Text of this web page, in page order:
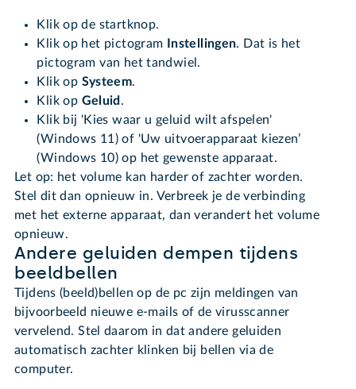
Klik op de startknop.
Klik op het pictogram
Instellingen. Dat is het
pictogram van het tandwiel.
Klik op Systeem.
Klik op Geluid .
Klik bij 'Kies waar u geluid wilt afspelen'
(Windows 11) of 'Uw uitvoerapparaat kiezen’
(Windows 10) op het gewenste apparaat.
Let op: het volume kan harder of zachter worden.
Stel dit dan opnieuw in. Verbreek je de verbinding
met het externe apparaat, dan verandert het volume
opnieuw.
Andere geluiden dempen tijdens
beeldbellen
Tijdens (beeld)bellen op de pc zijn meldingen van
bijvoorbeeld nieuwe e-mails of de virusscanner
vervelend. Stel daarom in dat andere geluiden
automatisch zachter klinken bij bellen via de
computer.